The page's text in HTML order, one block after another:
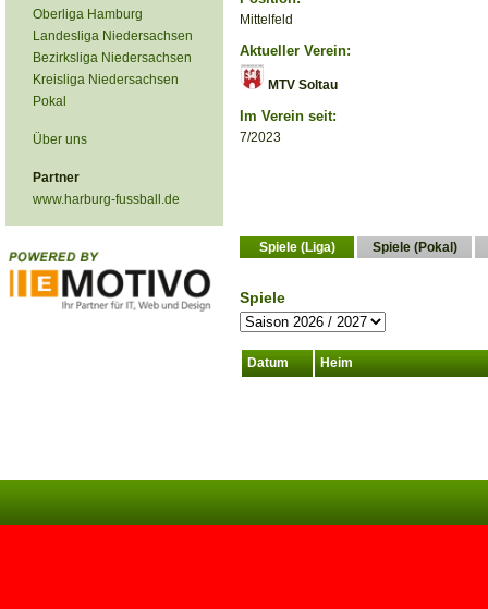
Oberliga Hamburg
Landesliga Niedersachsen
Bezirksliga Niedersachsen
Kreisliga Niedersachsen
Pokal
Über uns
Partner
www.harburg-fussball.de
Mittelfeld
Aktueller Verein:
MTV Soltau
Im Verein seit:
7/2023
Spiele (Liga) Spiele (Pokal)
Spiele
Datum Heim